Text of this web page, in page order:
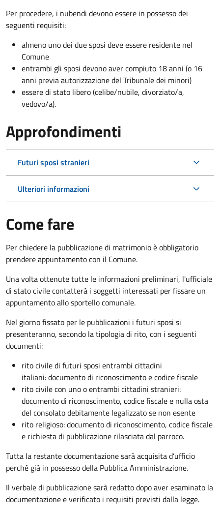
Per procedere, i nubendi devono essere in possesso dei
seguenti requisiti:
almeno uno dei due sposi deve essere residente nel
Comune
entrambi gli sposi devono aver compiuto 18 anni (o 16
anni previa autorizzazione del Tribunale dei minori)
essere di stato libero (celibe/nubile, divorziato/a,
vedovo/a).
Approfondimenti
Futuri sposi stranieri
Ulteriori informazioni
Come fare
Per chiedere la pubblicazione di matrimonio è obbligatorio
prendere appuntamento con il Comune.
Una volta ottenute tutte le informazioni preliminari, l'ufficiale
di stato civile contatterà i soggetti interessati per fissare un
appuntamento allo sportello comunale.
Nel giorno fissato per le pubblicazioni i futuri sposi si
presenteranno, secondo la tipologia di rito, con i seguenti
documenti:
rito civile di futuri sposi entrambi cittadini
italiani: documento di riconoscimento e codice fiscale
rito civile con uno o entrambi cittadini stranieri:
documento di riconoscimento, codice fiscale e nulla osta
del consolato debitamente legalizzato se non esente
rito religioso: documento di riconoscimento, codice fiscale
e richiesta di pubblicazione rilasciata dal parroco.
Tutta la restante documentazione sarà acquisita d’ufficio
perché già in possesso della Pubblica Amministrazione.
Il verbale di pubblicazione sarà redatto dopo aver esaminato la
documentazione e verificato i requisiti previsti dalla legge.